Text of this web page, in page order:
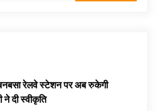
रेलवे स्टेशन पर अब रुकेगी
दी स्वीकृति